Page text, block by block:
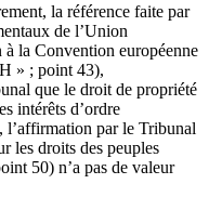
la référence faite par
de l’Union
à la Convention européenne
» ; point 43),
que le droit de propriété
intérêts d’ordre
l’affirmation par le Tribunal
les droits des peuples
50) n’a pas de valeur